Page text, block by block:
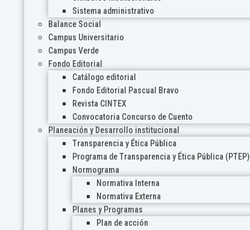
Sistema administrativo
Balance Social
Campus Universitario
Campus Verde
Fondo Editorial
Catálogo editorial
Fondo Editorial Pascual Bravo
Revista CINTEX
Convocatoria Concurso de Cuento
Planeación y Desarrollo institucional
Transparencia y Ética Pública
Programa de Transparencia y Ética Pública (PTEP)
Normograma
Normativa Interna
Normativa Externa
Planes y Programas
Plan de acción